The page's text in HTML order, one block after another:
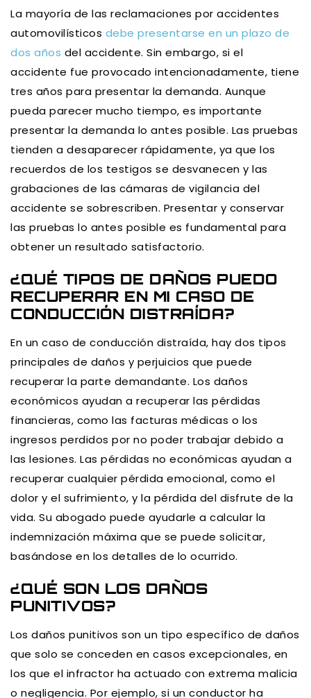
La mayoría de las reclamaciones por accidentes
automovilísticos debe presentarse en un plazo de
dos años del accidente. Sin embargo, si el
accidente fue provocado intencionadamente, tiene
tres años para presentar la demanda. Aunque
pueda parecer mucho tiempo, es importante
presentar la demanda lo antes posible. Las pruebas
tienden a desaparecer rápidamente, ya que los
recuerdos de los testigos se desvanecen y las
grabaciones de las cámaras de vigilancia del
accidente se sobrescriben. Presentar y conservar
las pruebas lo antes posible es fundamental para
obtener un resultado satisfactorio.
¿QUÉ TIPOS DE DAÑOS PUEDO
RECUPERAR EN MI CASO DE
CONDUCCIÓN DISTRAÍDA?
En un caso de conducción distraída, hay dos tipos
principales de daños y perjuicios que puede
recuperar la parte demandante. Los daños
económicos ayudan a recuperar las pérdidas
financieras, como las facturas médicas o los
ingresos perdidos por no poder trabajar debido a
las lesiones. Las pérdidas no económicas ayudan a
recuperar cualquier pérdida emocional, como el
dolor y el sufrimiento, y la pérdida del disfrute de la
vida. Su abogado puede ayudarle a calcular la
indemnización máxima que se puede solicitar,
basándose en los detalles de lo ocurrido.
¿QUÉ SON LOS DAÑOS
PUNITIVOS?
Los daños punitivos son un tipo específico de daños
que solo se conceden en casos excepcionales, en
los que el infractor ha actuado con extrema malicia
o negligencia. Por ejemplo, si un conductor ha